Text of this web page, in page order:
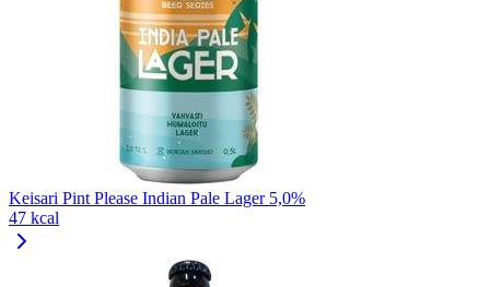
Keisari Pint Please Indian Pale Lager 5,0%
47 kcal